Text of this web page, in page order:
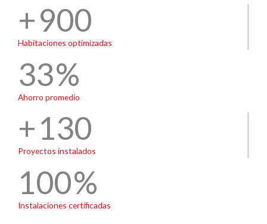
900
Habitaciones optimizadas
33
Ahorro promedio
130
Proyectos instalados
100
Instalaciones certificadas